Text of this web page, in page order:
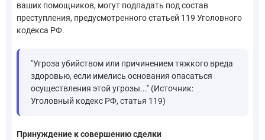
ваших помощников, могут подпадать под состав
преступления, предусмотренного статьей 119 Уголовного
кодекса РФ.
"Угроза убийством или причинением тяжкого вреда
здоровью, если имелись основания опасаться
осуществления этой угрозы..." (Источник:
Уголовный кодекс РФ, статья 119)
Принуждение к совершению сделки